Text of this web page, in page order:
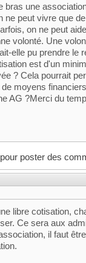
bras une
ne peut vivre que
on ne peut
volonté. Une
elle pu prendre le
est d'un
? Cela pourrait
moyens
AG ?Merci du
pour poster des
libre cotisation,
Ce sera aux
il faut